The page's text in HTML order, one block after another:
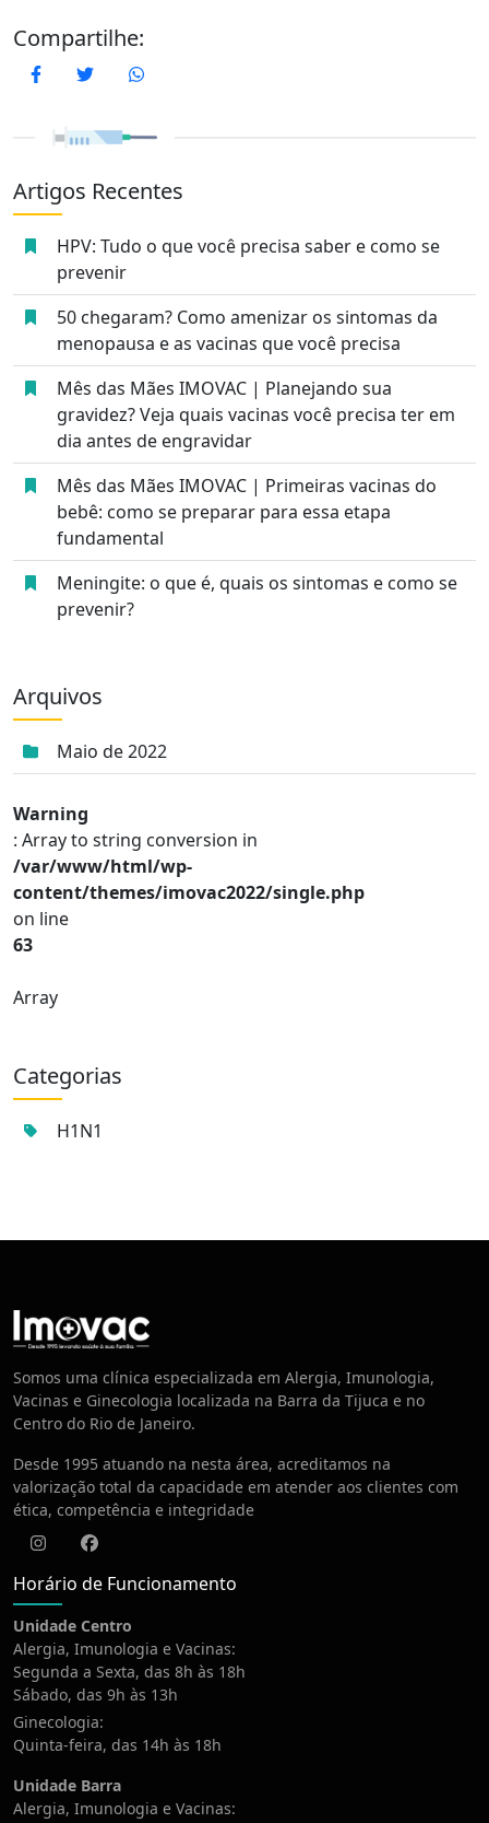
Compartilhe:
FacebookTwitterWhatsApp
Artigos Recentes
HPV: Tudo o que você precisa saber e como se
prevenir
50 chegaram? Como amenizar os sintomas da
menopausa e as vacinas que você precisa
Mês das Mães IMOVAC | Planejando sua
gravidez? Veja quais vacinas você precisa ter em
dia antes de engravidar
Mês das Mães IMOVAC | Primeiras vacinas do
bebê: como se preparar para essa etapa
fundamental
Meningite: o que é, quais os sintomas e como se
prevenir?
Arquivos
Maio de 2022
Warning
: Array to string conversion in
/var/www/html/wp-
content/themes/imovac2022/single.php
on line
63
Array
Categorias
H1N1
Centro de Vacinação
Somos uma clínica especializada em Alergia, Imunologia,
Vacinas e Ginecologia localizada na Barra da Tijuca e no
Centro do Rio de Janeiro.
Desde 1995 atuando na nesta área, acreditamos na
valorização total da capacidade em atender aos clientes com
ética, competência e integridade
InstagramFacebook
Horário de Funcionamento
Unidade Centro
Alergia, Imunologia e Vacinas:
Segunda a Sexta, das 8h às 18h
Sábado, das 9h às 13h
Ginecologia:
Quinta-feira, das 14h às 18h
Unidade Barra
Alergia, Imunologia e Vacinas: